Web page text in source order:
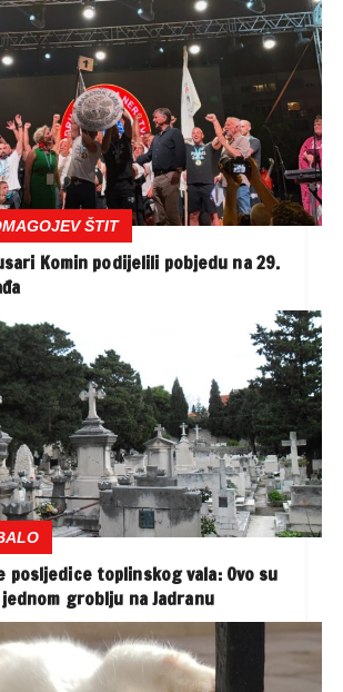
ŠTIT
Komin podijelili pobjedu na 29.
posljedice toplinskog vala: Ovo su
groblju na Jadranu